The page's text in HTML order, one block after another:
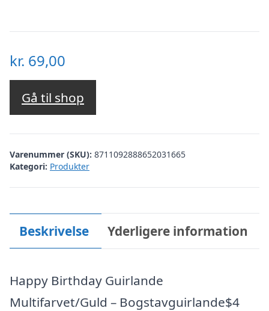
kr. 69,00
Gå til shop
Varenummer (SKU): 8711092888652031665
Kategori: Produkter
Beskrivelse Yderligere information
Happy Birthday Guirlande
Multifarvet/Guld – Bogstavguirlande$4